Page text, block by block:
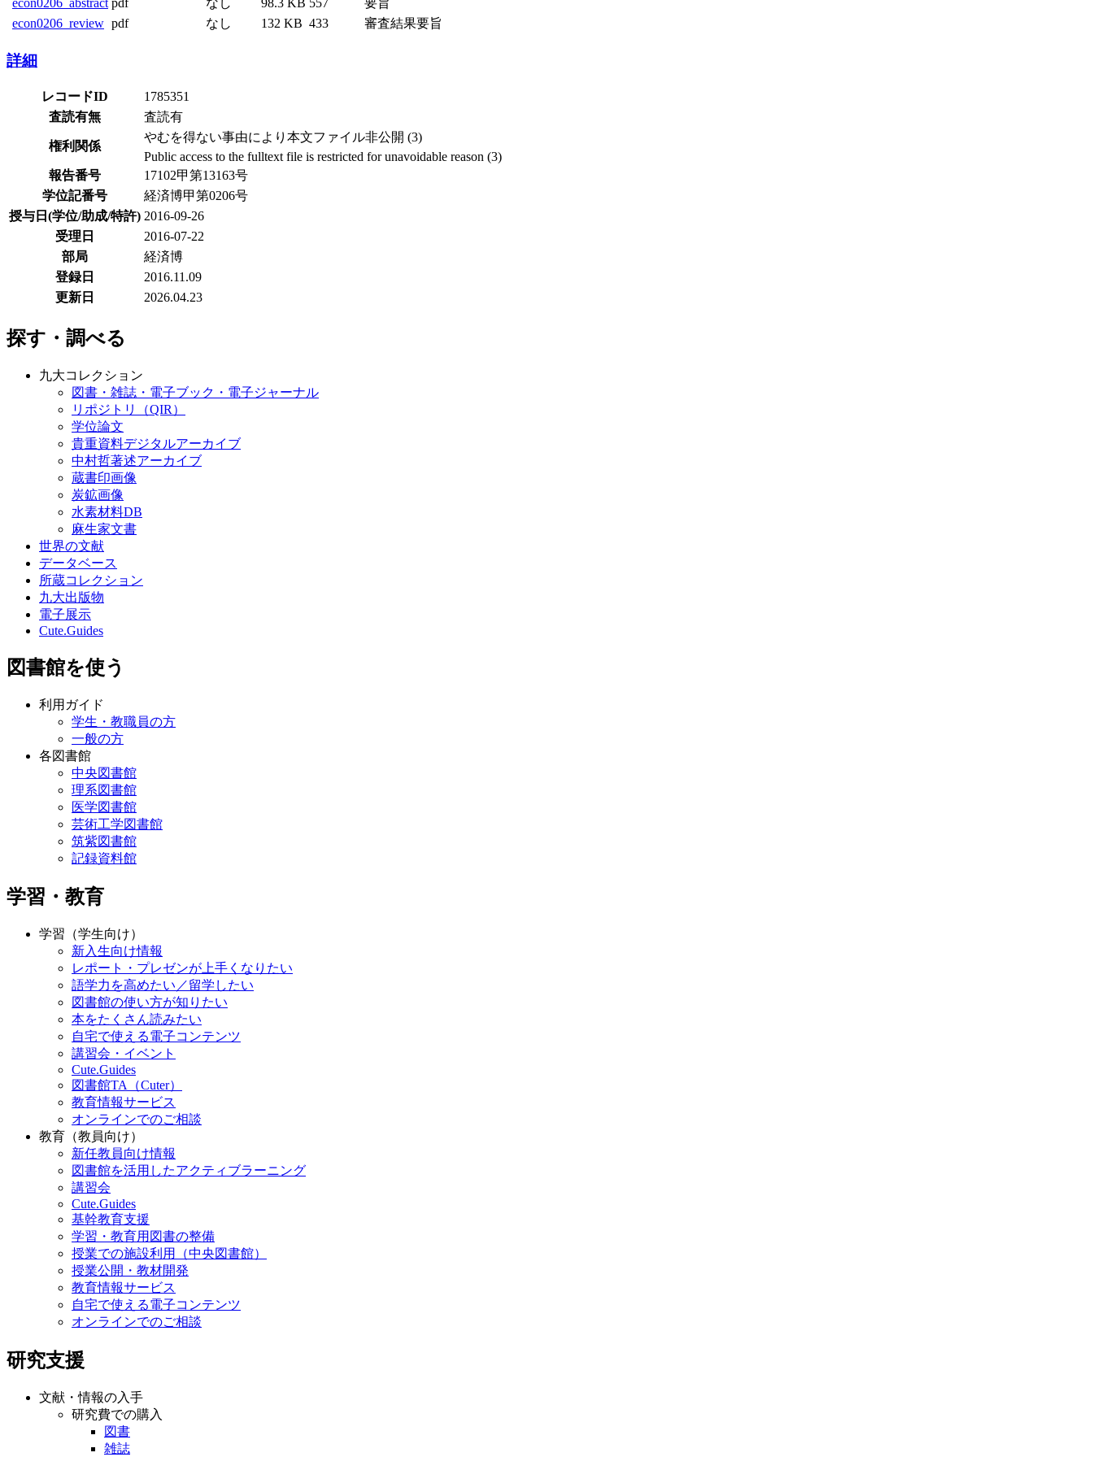
econ0206_abstract pdf なし 98.3 KB 557
要旨
econ0206_review pdf なし 132 KB 433 審査結果要旨
詳細
レコードID
1785351
査読有無
査読有
権利関係
やむを得ない事由により本文ファイル非公開 (3)
Public access to the fulltext file is restricted for unavoidable reason (3)
報告番号
17102甲第13163号
学位記番号
経済博甲第0206号
授与日(学位/助成/特許) 2016-09-26
受理日
2016-07-22
部局
経済博
登録日
2016.11.09
更新日
2026.04.23
探す・調べる
九大コレクション
図書・雑誌・電子ブック・電子ジャーナル
リポジトリ（QIR）
学位論文
貴重資料デジタルアーカイブ
中村哲著述アーカイブ
蔵書印画像
炭鉱画像
水素材料DB
麻生家文書
世界の文献
データベース
所蔵コレクション
九大出版物
電子展示
Cute.Guides
図書館を使う
利用ガイド
学生・教職員の方
一般の方
各図書館
中央図書館
理系図書館
医学図書館
芸術工学図書館
筑紫図書館
記録資料館
学習・教育
学習（学生向け）
新入生向け情報
レポート・プレゼンが上手くなりたい
語学力を高めたい／留学したい
図書館の使い方が知りたい
本をたくさん読みたい
自宅で使える電子コンテンツ
講習会・イベント
Cute.Guides
図書館TA（Cuter）
教育情報サービス
オンラインでのご相談
教育（教員向け）
新任教員向け情報
図書館を活用したアクティブラーニング
講習会
Cute.Guides
基幹教育支援
学習・教育用図書の整備
授業での施設利用（中央図書館）
授業公開・教材開発
教育情報サービス
自宅で使える電子コンテンツ
オンラインでのご相談
研究支援
文献・情報の入手
研究費での購入
図書
雑誌